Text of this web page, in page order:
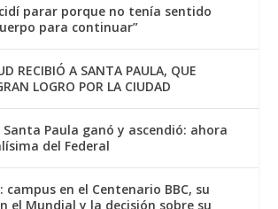
parar porque no tenía sentido
para continuar”
RECIBIÓ A SANTA PAULA, QUE
LOGRO POR LA CIUDAD
Santa Paula ganó y ascendió: ahora
del Federal
campus en el Centenario BBC, su
el Mundial y la decisión sobre su